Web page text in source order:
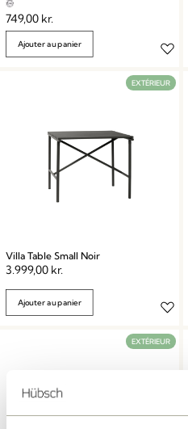
749,00 kr.
Ajouter au panier
EXTÉRIEUR
Villa Table Small Noir
3.999,00 kr.
Ajouter au panier
EXTÉRIEUR